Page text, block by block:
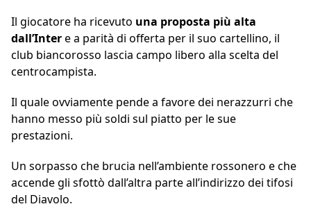
Il giocatore ha ricevuto una proposta più alta
dall’Intere a parità di offerta per il suo cartellino, il
club biancorosso lascia campo libero alla scelta del
centrocampista.
Il quale ovviamente pende a favore dei nerazzurri che
hanno messo più soldi sul piatto per le sue
prestazioni.
Un sorpasso che brucia nell’ambiente rossonero e che
accende gli sfottò dall’altra parte all’indirizzo dei tifosi
del Diavolo.